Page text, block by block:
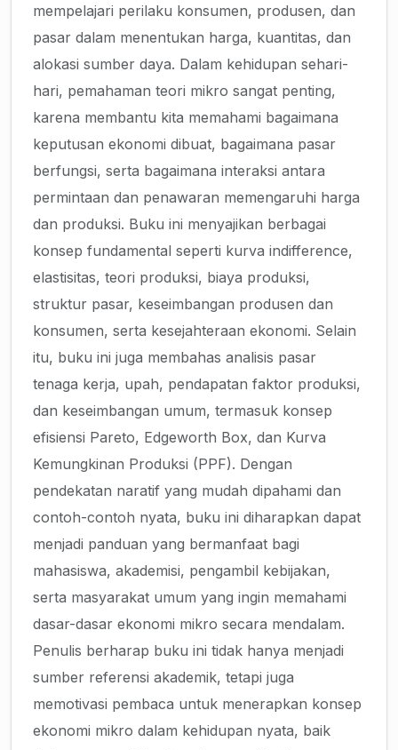
mempelajari perilaku konsumen, produsen, dan
pasar dalam menentukan harga, kuantitas, dan
alokasi sumber daya. Dalam kehidupan sehari-
hari, pemahaman teori mikro sangat penting,
karena membantu kita memahami bagaimana
keputusan ekonomi dibuat, bagaimana pasar
berfungsi, serta bagaimana interaksi antara
permintaan dan penawaran memengaruhi harga
dan produksi. Buku ini menyajikan berbagai
konsep fundamental seperti kurva indifference,
elastisitas, teori produksi, biaya produksi,
struktur pasar, keseimbangan produsen dan
konsumen, serta kesejahteraan ekonomi. Selain
itu, buku ini juga membahas analisis pasar
tenaga kerja, upah, pendapatan faktor produksi,
dan keseimbangan umum, termasuk konsep
efisiensi Pareto, Edgeworth Box, dan Kurva
Kemungkinan Produksi (PPF). Dengan
pendekatan naratif yang mudah dipahami dan
contoh-contoh nyata, buku ini diharapkan dapat
menjadi panduan yang bermanfaat bagi
mahasiswa, akademisi, pengambil kebijakan,
serta masyarakat umum yang ingin memahami
dasar-dasar ekonomi mikro secara mendalam.
Penulis berharap buku ini tidak hanya menjadi
sumber referensi akademik, tetapi juga
memotivasi pembaca untuk menerapkan konsep
ekonomi mikro dalam kehidupan nyata, baik